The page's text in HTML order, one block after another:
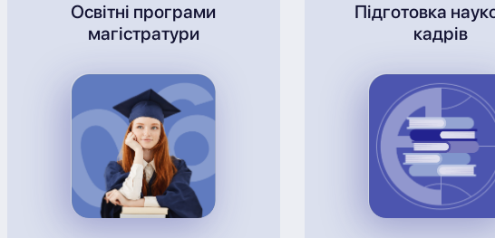
Освітні програми
магістратури
Підготовка
кадрів